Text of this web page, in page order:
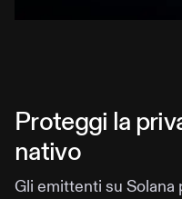
Proteggi la
nativo
Gli emittenti su Solana